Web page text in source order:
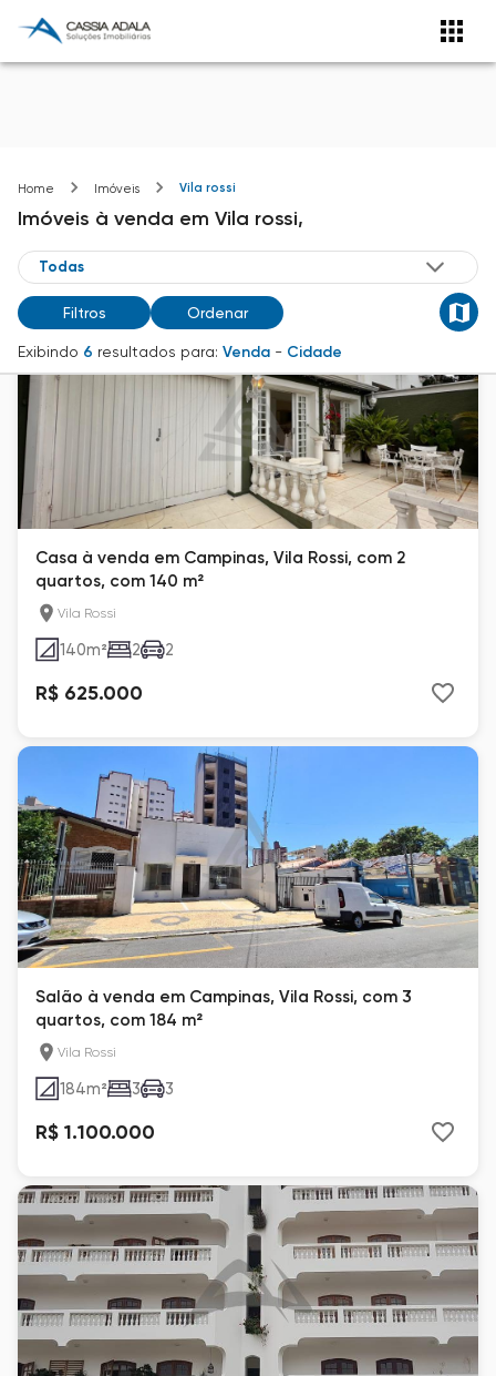
Home Imóveis Vila rossi
Imóveis à venda em Vila rossi,
Filtros Ordenar
Exibindo 6 resultados para: Venda - Cidade
Casa à venda em Campinas, Vila Rossi, com 2
quartos, com 140 m²
Vila Rossi
140m² 2 2
R$ 625.000
Salão à venda em Campinas, Vila Rossi, com 3
quartos, com 184 m²
Vila Rossi
184m² 3 3
R$ 1.100.000